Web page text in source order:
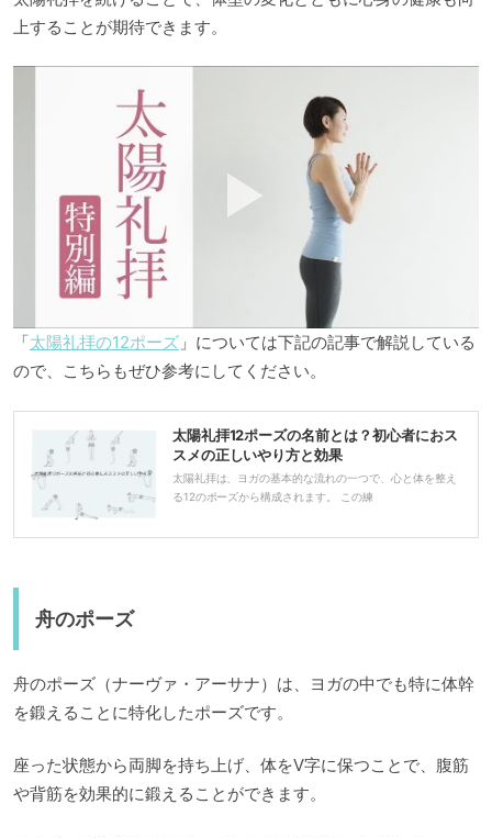
上することが期待できます。
「太陽礼拝の12ポーズ」については下記の記事で解説している
ので、こちらもぜひ参考にしてください。
太陽礼拝12ポーズの名前とは？初心者におス
スメの正しいやり方と効果
太陽礼拝は、ヨガの基本的な流れの一つで、心と体を整え
る12のポーズから構成されます。 この練
舟のポーズ
舟のポーズ（ナーヴァ・アーサナ）は、ヨガの中でも特に体幹
を鍛えることに特化したポーズです。
座った状態から両脚を持ち上げ、体をV字に保つことで、腹筋
や背筋を効果的に鍛えることができます。